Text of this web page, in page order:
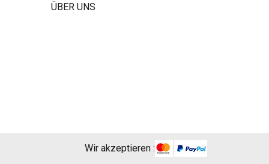
ÜBER UNS
Wir akzeptieren :